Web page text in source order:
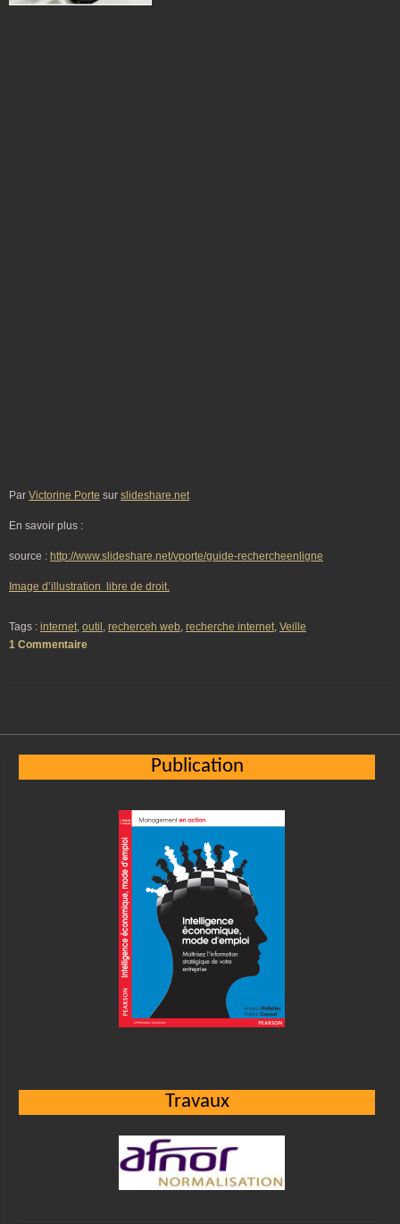
Par Victorine Porte sur slideshare.net
En savoir plus :
source : http://www.slideshare.net/vporte/guide-rechercheenligne
Image d’illustration libre de droit.
Tags : internet, outil , recherceh web, recherche internet, Veille
1 Commentaire
Publication
Travaux